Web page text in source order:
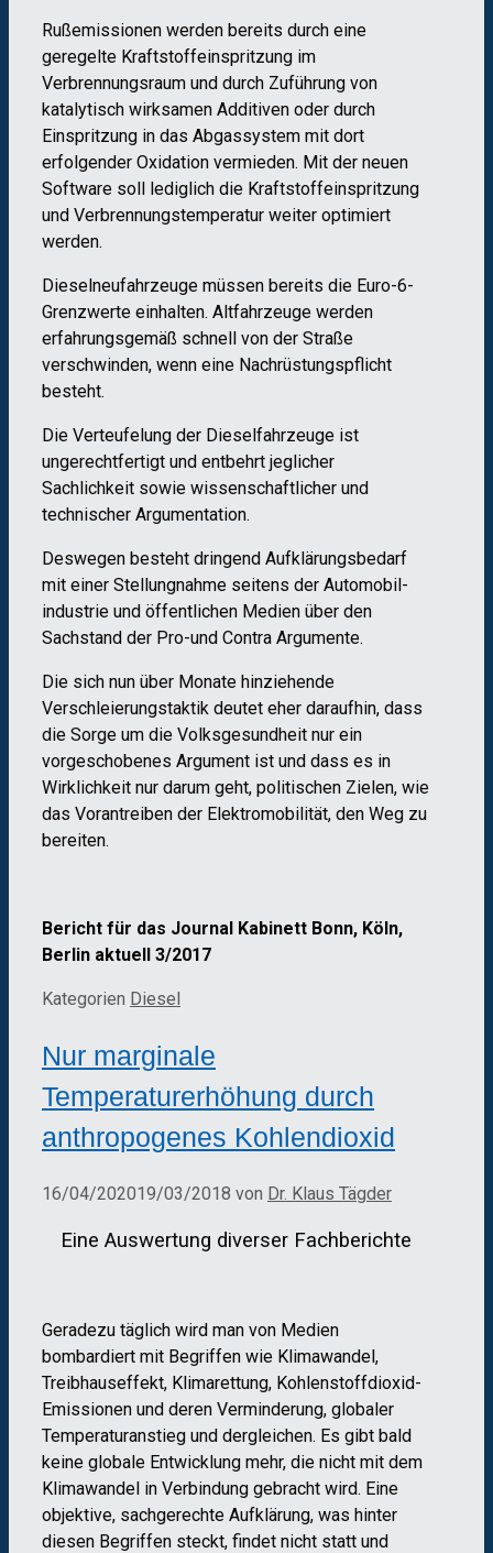
Rußemissionen werden bereits durch eine
geregelte Kraftstoffeinspritzung im
Verbrennungsraum und durch Zuführung von
katalytisch wirksamen Additiven oder durch
Einspritzung in das Abgassystem mit dort
erfolgender Oxidation vermieden. Mit der neuen
Software soll lediglich die Kraftstoffeinspritzung
und Verbrennungstemperatur weiter optimiert
werden.
Dieselneufahrzeuge müssen bereits die Euro-6-
Grenzwerte einhalten. Altfahrzeuge werden
erfahrungsgemäß schnell von der Straße
verschwinden, wenn eine Nachrüstungspflicht
besteht.
Die Verteufelung der Dieselfahrzeuge ist
ungerechtfertigt und entbehrt jeglicher
Sachlichkeit sowie wissenschaftlicher und
technischer Argumentation.
Deswegen besteht dringend Aufklärungsbedarf
mit einer Stellungnahme seitens der Automobil-
industrie und öffentlichen Medien über den
Sachstand der Pro-und Contra Argumente.
Die sich nun über Monate hinziehende
Verschleierungstaktik deutet eher daraufhin, dass
die Sorge um die Volksgesundheit nur ein
vorgeschobenes Argument ist und dass es in
Wirklichkeit nur darum geht, politischen Zielen, wie
das Vorantreiben der Elektromobilität, den Weg zu
bereiten.
Bericht für das Journal Kabinett Bonn, Köln,
Berlin aktuell 3/2017
Kategorien Diesel
Nur marginale
Temperaturerhöhung durch
anthropogenes Kohlendioxid
16/04/202019/03/2018 von Dr. Klaus Tägder
Eine Auswertung diverser Fachberichte
Geradezu täglich wird man von Medien
bombardiert mit Begriffen wie Klimawandel,
Treibhauseffekt, Klimarettung, Kohlenstoffdioxid-
Emissionen und deren Verminderung, globaler
Temperaturanstieg und dergleichen. Es gibt bald
keine globale Entwicklung mehr, die nicht mit dem
Klimawandel in Verbindung gebracht wird. Eine
objektive, sachgerechte Aufklärung, was hinter
diesen Begriffen steckt, findet nicht statt und